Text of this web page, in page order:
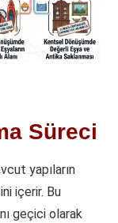
Süreci
yapıların
içerir. Bu
geçici olarak